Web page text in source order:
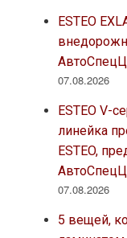
ESTEO
07.08.2026
ESTEO V-
линейка
ESTEO,
07.08.2026
5 вещей,